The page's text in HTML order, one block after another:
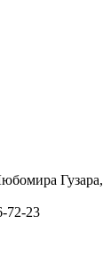
Гузара,
72-23